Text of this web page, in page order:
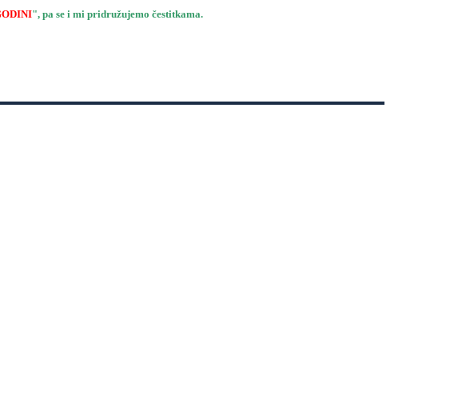
", pa se i mi pridružujemo čestitkama.